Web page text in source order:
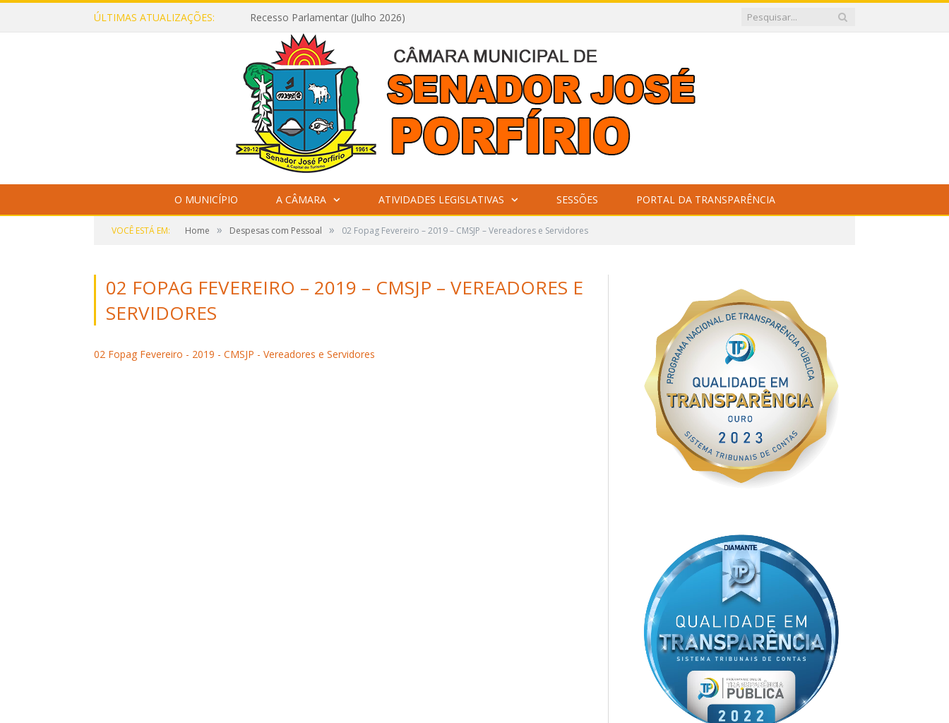
ÚLTIMAS ATUALIZAÇÕES: Recesso Parlamentar (Julho 2026)
O MUNICÍPIO A CÂMARA ATIVIDADES LEGISLATIVAS SESSÕES PORTAL DA TRANSPARÊNCIA
VOCÊ ESTÁ EM: Home » Despesas com Pessoal » 02 Fopag Fevereiro – 2019 – CMSJP – Vereadores e Servidores
02 FOPAG FEVEREIRO – 2019 – CMSJP – VEREADORES E
SERVIDORES
02 Fopag Fevereiro - 2019 - CMSJP - Vereadores e Servidores